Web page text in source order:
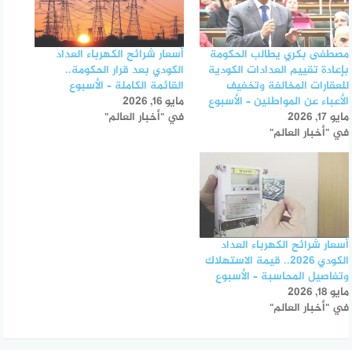
مصطفى بكري يطالب الحكومة
بإعادة تقييم العدادات الكودية
للعقارات المخالفة وتخفيف
الأعباء عن المواطنين – الأسبوع
مايو 17, 2026
في "أخبار العالم"
أسعار شرائح الكهرباء العداد
الكودي بعد قرار الحكومة..
القائمة الكاملة – الأسبوع
مايو 16, 2026
في "أخبار العالم"
أسعار شرائح الكهرباء العداد
الكودي 2026.. قيمة الاستهلاك
وتفاصيل المحاسبة – الأسبوع
مايو 18, 2026
في "أخبار العالم"